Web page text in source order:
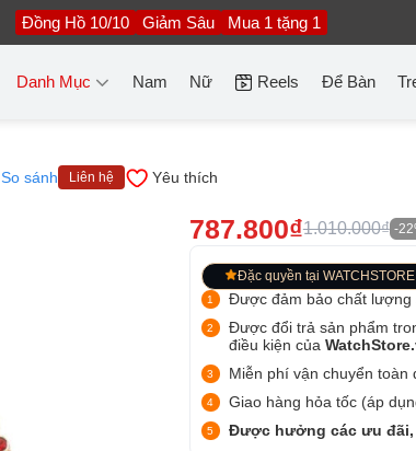
Đồng Hồ 10/10 Giảm Sâu Mua 1 tặng 1
Danh Mục Nam Nữ Reels Để Bàn
So sánh Liên hệ Yêu thích
787.800₫1.010.000₫ -
Đặc quyền tại WATCHSTORE
Được đảm bảo chất lượng
Được đổi trả sản phẩm
điều kiện của
Miễn phí vận chuyển toàn
Giao hàng hỏa tốc (áp
Được hưởng các ưu đãi,